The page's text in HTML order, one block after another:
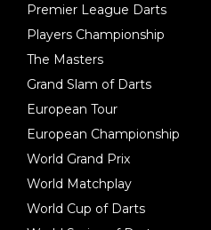
Premier League Darts
Players Championship
The Masters
Grand Slam of Darts
European Tour
European Championship
World Grand Prix
World Matchplay
World Cup of Darts